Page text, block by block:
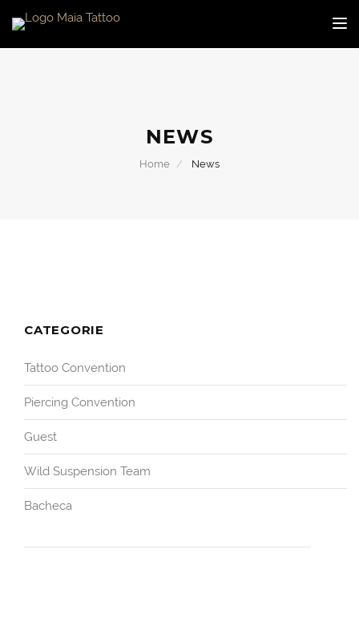
NEWS
Home News
CATEGORIE
Tattoo Convention
Piercing Convention
Guest
Wild Suspension Team
Bacheca